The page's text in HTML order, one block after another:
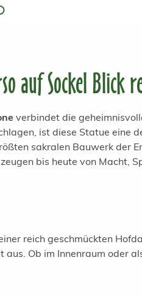
auf Sockel Blick
verbindet die
ist diese Statue eine
sakralen Bauwerk der
bis heute von Macht,
reich geschmückten
aus. Ob im Innenraum oder